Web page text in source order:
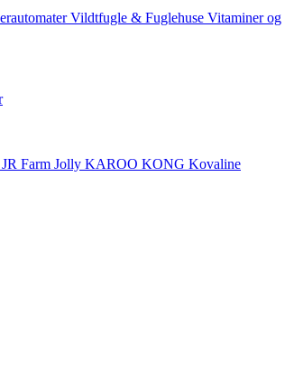
Vildtfugle & Fuglehuse Vitaminer og
JR Farm Jolly KAROO KONG Kovaline